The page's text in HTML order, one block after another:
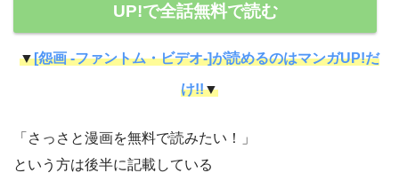
UP!で全話無料で読む
▼[怨画 -ファントム・ビデオ-]が読めるのはマンガUP!だ
け!!▼
「さっさと漫画を無料で読みたい！」
という方は後半に記載している